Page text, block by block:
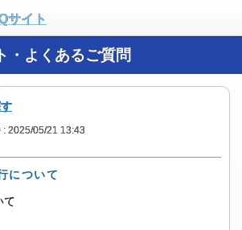
・よくあるご質問
: 2025/05/21 13:43
について
て